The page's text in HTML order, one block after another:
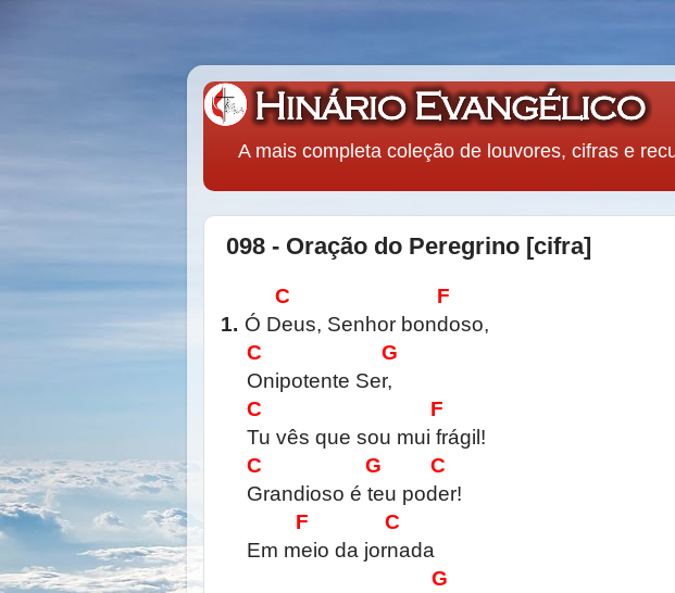
A mais completa coleção de louvores, cifras e
098 - Oração do Peregrino [cifra]
C F
1. Ó Deus, Senhor bondoso,
C G
Onipotente Ser,
C F
Tu vês que sou mui frágil!
C G C
Grandioso é teu poder!
F C
Em meio da jornada
G